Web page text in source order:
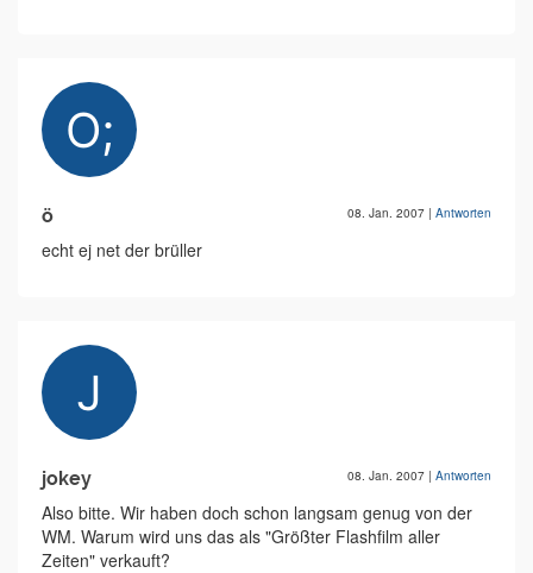
ö 08. Jan. 2007 | Antworten
echt ej net der brüller
jokey 08. Jan. 2007 | Antworten
Also bitte. Wir haben doch schon langsam genug von der
WM. Warum wird uns das als "Größter Flashfilm aller
Zeiten" verkauft?